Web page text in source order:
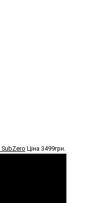
Ціна 3499грн.